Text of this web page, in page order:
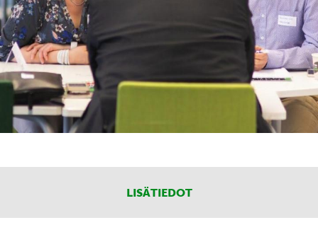
LISÄTIEDOT